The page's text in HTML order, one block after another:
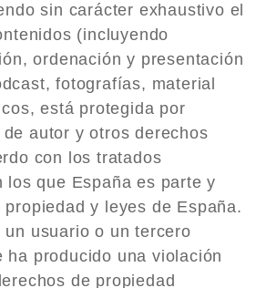
sin carácter exhaustivo el
(incluyendo
ordenación y presentación
fotografías, material
está protegida por
autor y otros derechos
con los tratados
los que España es parte y
y leyes de España.
usuario o un tercero
ha producido una violación
de propiedad